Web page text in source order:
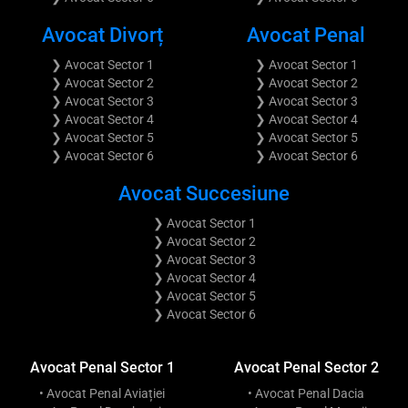
Avocat Divorț
❯ Avocat Sector 1
❯ Avocat Sector 2
❯ Avocat Sector 3
❯ Avocat Sector 4
❯ Avocat Sector 5
❯ Avocat Sector 6
Avocat Penal
❯ Avocat Sector 1
❯ Avocat Sector 2
❯ Avocat Sector 3
❯ Avocat Sector 4
❯ Avocat Sector 5
❯ Avocat Sector 6
Avocat Succesiune
❯ Avocat Sector 1
❯ Avocat Sector 2
❯ Avocat Sector 3
❯ Avocat Sector 4
❯ Avocat Sector 5
❯ Avocat Sector 6
Avocat Penal Sector 1
• Avocat Penal Aviației
Avocat Penal Sector 2
• Avocat Penal Dacia